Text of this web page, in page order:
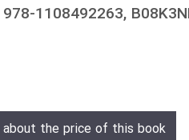
1108492263,
about the price of this book